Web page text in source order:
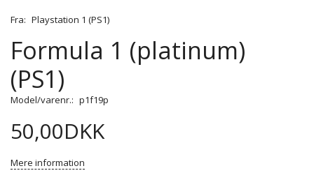
Fra: Playstation 1 (PS1)
Formula 1 (platinum)
(PS1)
Model/varenr.: p1f19p
50,00DKK
Mere information